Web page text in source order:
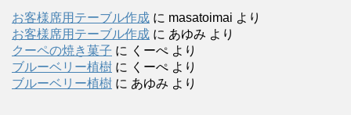
お客様席用テーブル作成 に masatoimai より
お客様席用テーブル作成 に あゆみ より
クーペの焼き菓子 に くーぺ より
ブルーベリー植樹 に くーぺ より
ブルーベリー植樹 に あゆみ より